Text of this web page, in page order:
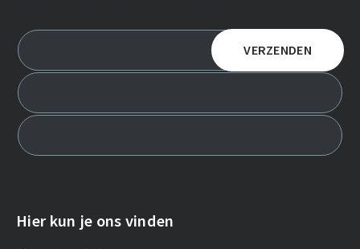
Hier kun je ons vinden